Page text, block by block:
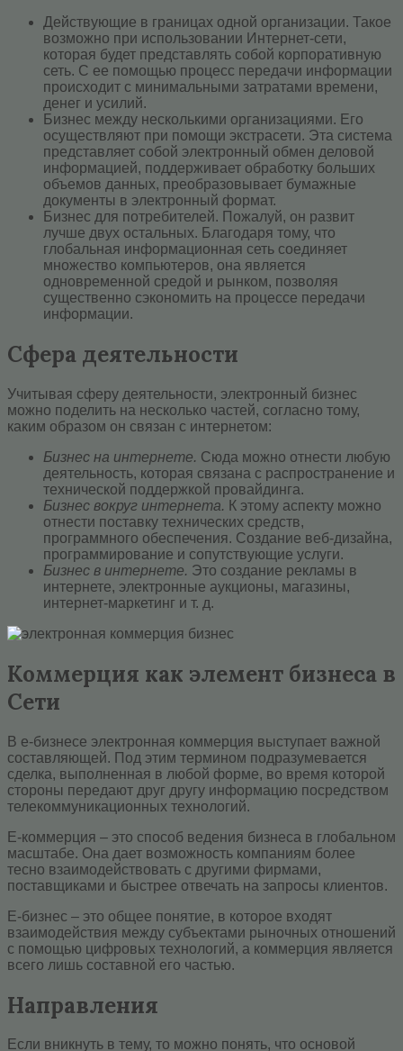
Действующие в границах одной организации. Такое
возможно при использовании Интернет-сети,
которая будет представлять собой корпоративную
сеть. С ее помощью процесс передачи информации
происходит с минимальными затратами времени,
денег и усилий.
Бизнес между несколькими организациями. Его
осуществляют при помощи экстрасети. Эта система
представляет собой электронный обмен деловой
информацией, поддерживает обработку больших
объемов данных, преобразовывает бумажные
документы в электронный формат.
Бизнес для потребителей. Пожалуй, он развит
лучше двух остальных. Благодаря тому, что
глобальная информационная сеть соединяет
множество компьютеров, она является
одновременной средой и рынком, позволяя
существенно сэкономить на процессе передачи
информации.
Сфера деятельности
Учитывая сферу деятельности, электронный бизнес
можно поделить на несколько частей, согласно тому,
каким образом он связан с интернетом:
Бизнес на интернете. Сюда можно отнести любую
деятельность, которая связана с распространение и
технической поддержкой провайдинга.
Бизнес вокруг интернета. К этому аспекту можно
отнести поставку технических средств,
программного обеспечения. Создание веб-дизайна,
программирование и сопутствующие услуги.
Бизнес в интернете. Это создание рекламы в
интернете, электронные аукционы, магазины,
интернет-маркетинг и т. д.
Коммерция как элемент бизнеса в
Сети
В е-бизнесе электронная коммерция выступает важной
составляющей. Под этим термином подразумевается
сделка, выполненная в любой форме, во время которой
стороны передают друг другу информацию посредством
телекоммуникационных технологий.
Е-коммерция – это способ ведения бизнеса в глобальном
масштабе. Она дает возможность компаниям более
тесно взаимодействовать с другими фирмами,
поставщиками и быстрее отвечать на запросы клиентов.
Е-бизнес – это общее понятие, в которое входят
взаимодействия между субъектами рыночных отношений
с помощью цифровых технологий, а коммерция является
всего лишь составной его частью.
Направления
Если вникнуть в тему, то можно понять, что основой